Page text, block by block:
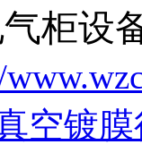
柜设
空镀